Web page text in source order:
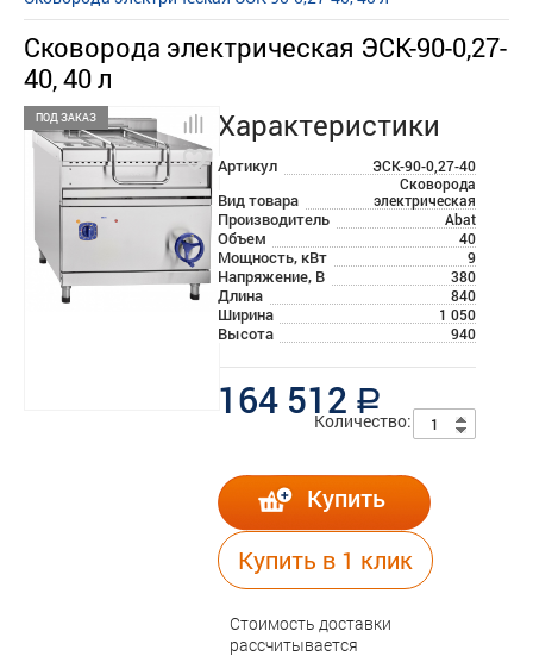
Сковорода электрическая ЭСК-90-0,27-
40, 40 л
Характеристики
Артикул ЭСК-90-0,27-40
Вид товара
Сковорода
электрическая
Производитель Abat
Объем 40
Мощность, кВт 9
Напряжение, В 380
Длина 840
Ширина 1 050
Высота 940
ПОД ЗАКАЗ
164 512 a
Количество:
Купить
Купить в 1 клик
Стоимость доставки
рассчитывается